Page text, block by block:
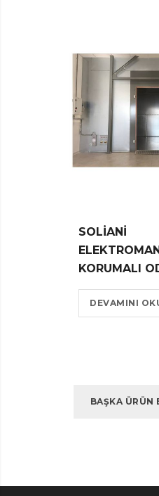
SOLIANI
KORUMALI
DEVAMINI
BAŞKA ÜRÜN